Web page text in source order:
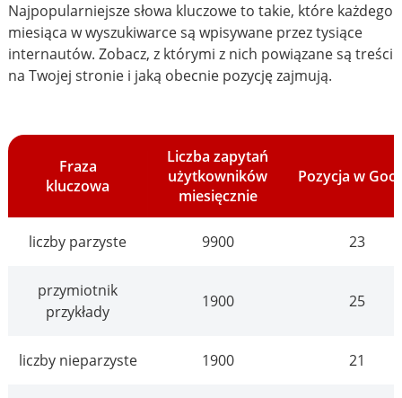
Najpopularniejsze słowa kluczowe to takie, które każdego
miesiąca w wyszukiwarce są wpisywane przez tysiące
internautów. Zobacz, z którymi z nich powiązane są treści
na Twojej stronie i jaką obecnie pozycję zajmują.
Fraza
kluczowa
Liczba zapytań
użytkowników
miesięcznie
Pozycja w
liczby parzyste 9900 23
przymiotnik
przykłady
1900 25
liczby nieparzyste 1900 21